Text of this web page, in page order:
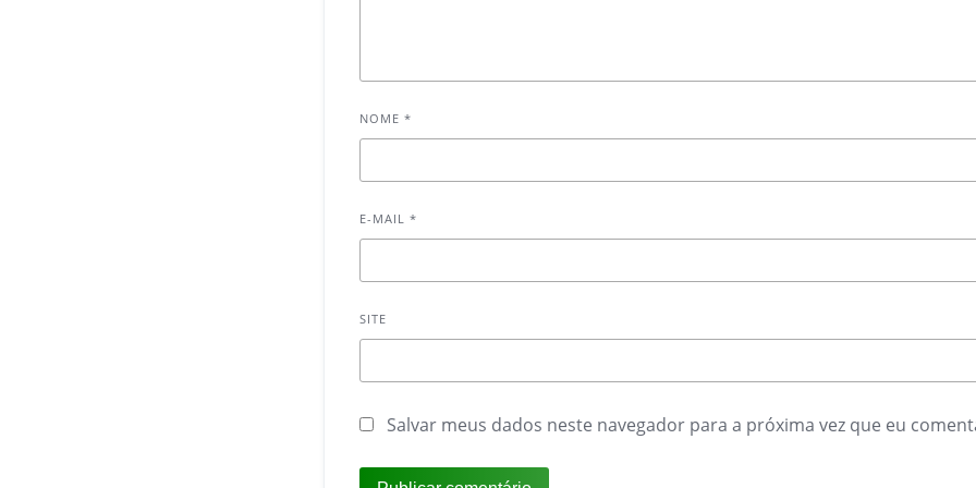
NOME*
E-MAIL*
SITE
Salvar meus dados neste navegador para a próxima vez que eu